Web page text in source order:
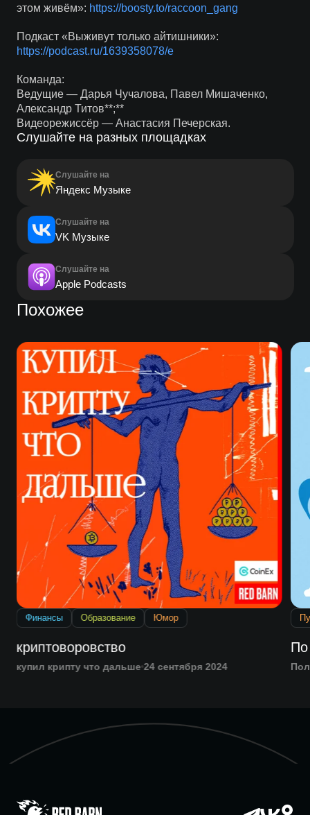
этом живём»: https://boosty.to/raccoon_gang
Подкаст «Выживут только айтишники»:
https://podcast.ru/1639358078/e
Команда:
Ведущие — Дарья Чучалова, Павел Мишаченко,
Александр Титов**;**
Видеорежиссёр — Анастасия Печерская.
Слушайте на разных площадках
Слушайте на
Яндекс Музыке
Слушайте на
VK Музыке
Слушайте на
Apple Podcasts
Похожее
Финансы Образование Юмор
криптоворовство
купил крипту что дальше 24 сентября 2024
По